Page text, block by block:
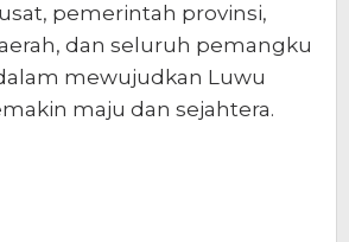
pemerintah provinsi,
dan seluruh pemangku
mewujudkan Luwu
maju dan sejahtera.